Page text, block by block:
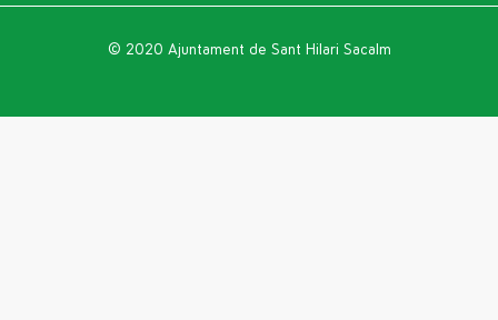
© 2020 Ajuntament de Sant Hilari Sacalm